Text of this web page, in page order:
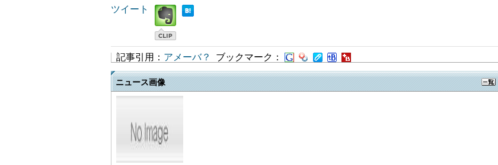
ツイート
記事引用： アメーバ？ ブックマーク：
ニュース画像